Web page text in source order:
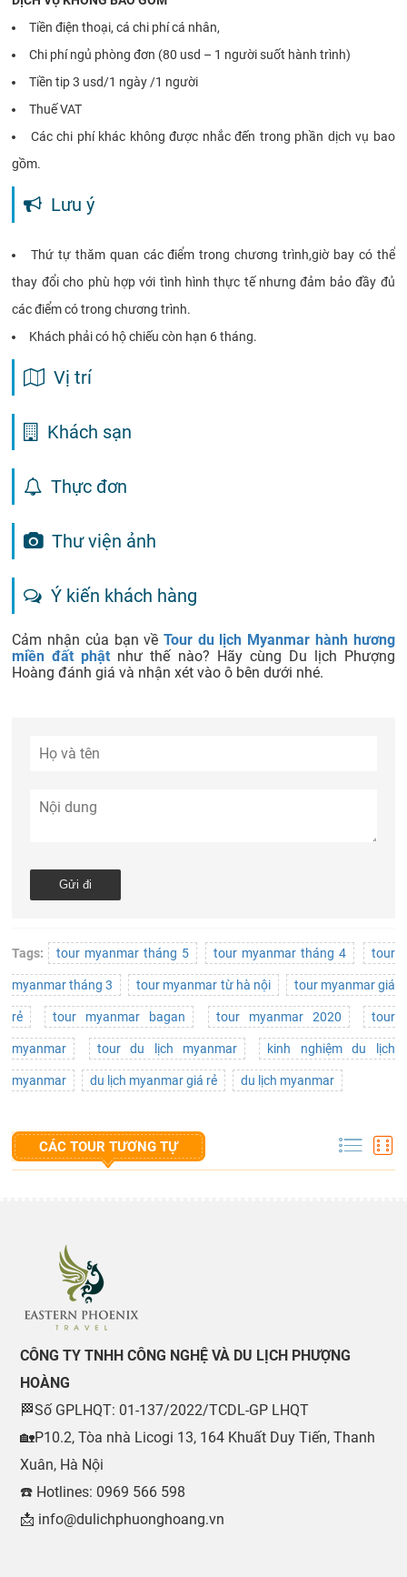
Tiền điện thoại, cá chi phí cá nhân,
Chi phí ngủ phòng đơn (80 usd – 1 người suốt hành trình)
Tiền tip 3 usd/1 ngày /1 người
Thuế VAT
Các chi phí khác không được nhắc đến trong phần dịch vụ bao
gồm.
Lưu ý
Thứ tự thăm quan các điểm trong chương trình,giờ bay có thể
thay đổi cho phù hợp với tình hình thực tế nhưng đảm bảo đầy đủ
các điểm có trong chương trình.
Khách phải có hộ chiếu còn hạn 6 tháng.
Vị trí
Khách sạn
Thực đơn
Thư viện ảnh
Ý kiến khách hàng
Cảm nhận của bạn về Tour du lịch Myanmar hành hương
miền đất phật như thế nào? Hãy cùng Du lịch Phượng
Hoàng đánh giá và nhận xét vào ô bên dưới nhé.
Tags: tour myanmar tháng 5 tour myanmar tháng 4 tour
myanmar tháng 3 tour myanmar từ hà nội tour myanmar giá
rẻ tour myanmar bagan tour myanmar 2020 tour
myanmar tour du lịch myanmar kinh nghiệm du lịch
myanmar du lịch myanmar giá rẻ du lịch myanmar
CÁC TOUR TƯƠNG TỰ
CÔNG TY TNHH CÔNG NGHỆ VÀ DU LỊCH PHƯỢNG
HOÀNG
🏁Số GPLHQT: 01-137/2022/TCDL-GP LHQT
🏡P10.2, Tòa nhà Licogi 13, 164 Khuất Duy Tiến, Thanh
Xuân, Hà Nội
☎️ Hotlines: 0969 566 598
📩 info@dulichphuonghoang.vn